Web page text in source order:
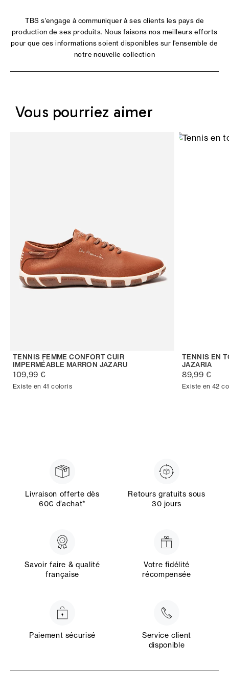
TBS s'engage à communiquer à ses clients les pays de
production de ses produits. Nous faisons nos meilleurs efforts
pour que ces informations soient disponibles sur l'ensemble de
notre nouvelle collection
Vous pourriez aimer
TENNIS FEMME CONFORT CUIR
IMPERMÉABLE MARRON JAZARU
109,99 €
Existe en 41 coloris
TENNIS EN
JAZARIA
89,99 €
Existe en 42
Livraison offerte dès
60€ d’achat*
Retours gratuits sous
30 jours
Savoir faire & qualité
française
Votre fidélité
récompensée
Paiement sécurisé
Service client
disponible